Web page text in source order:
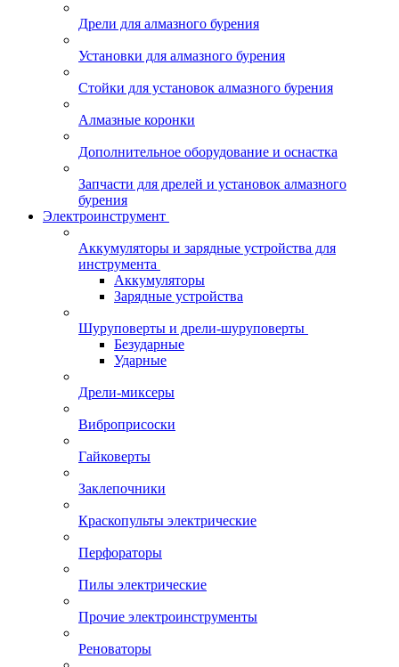
Дрели для алмазного бурения
Установки для алмазного бурения
Стойки для установок алмазного бурения
Алмазные коронки
Дополнительное оборудование и оснастка
Запчасти для дрелей и установок алмазного
бурения
Электроинструмент
Аккумуляторы и зарядные устройства для
инструмента
Аккумуляторы
Зарядные устройства
Шуруповерты и дрели-шуруповерты
Безударные
Ударные
Дрели-миксеры
Виброприсоски
Гайковерты
Заклепочники
Краскопульты электрические
Перфораторы
Пилы электрические
Прочие электроинструменты
Реноваторы